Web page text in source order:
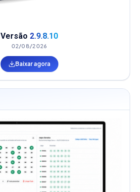
Versão 2.9.8.10
02/08/2026
Baixar agora